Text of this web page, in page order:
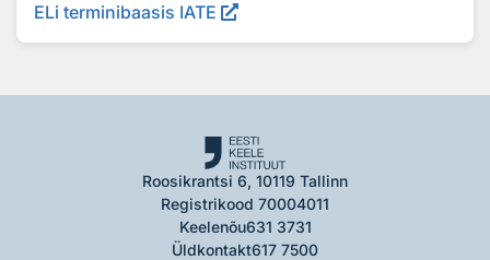
ELi terminibaasis IATE
Roosikrantsi 6, 10119 Tallinn
Registrikood 70004011
Keelenõu631 3731
Üldkontakt617 7500